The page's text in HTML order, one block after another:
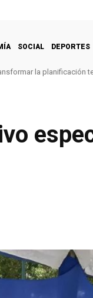
SOCIAL DEPORTES
la planificación